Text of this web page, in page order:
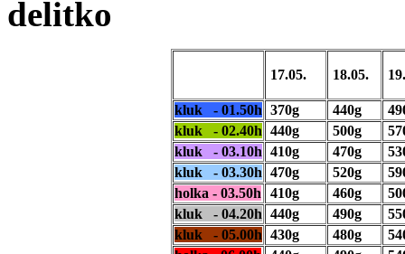
17.05. 18.05.
kluk - 01.50h 370g 440g
kluk - 02.40h 440g 500g
kluk - 03.10h 410g 470g
kluk - 03.30h 470g 520g
holka - 03.50h
410g 460g
kluk - 04.20h 440g 490g
kluk - 05.00h 430g 480g